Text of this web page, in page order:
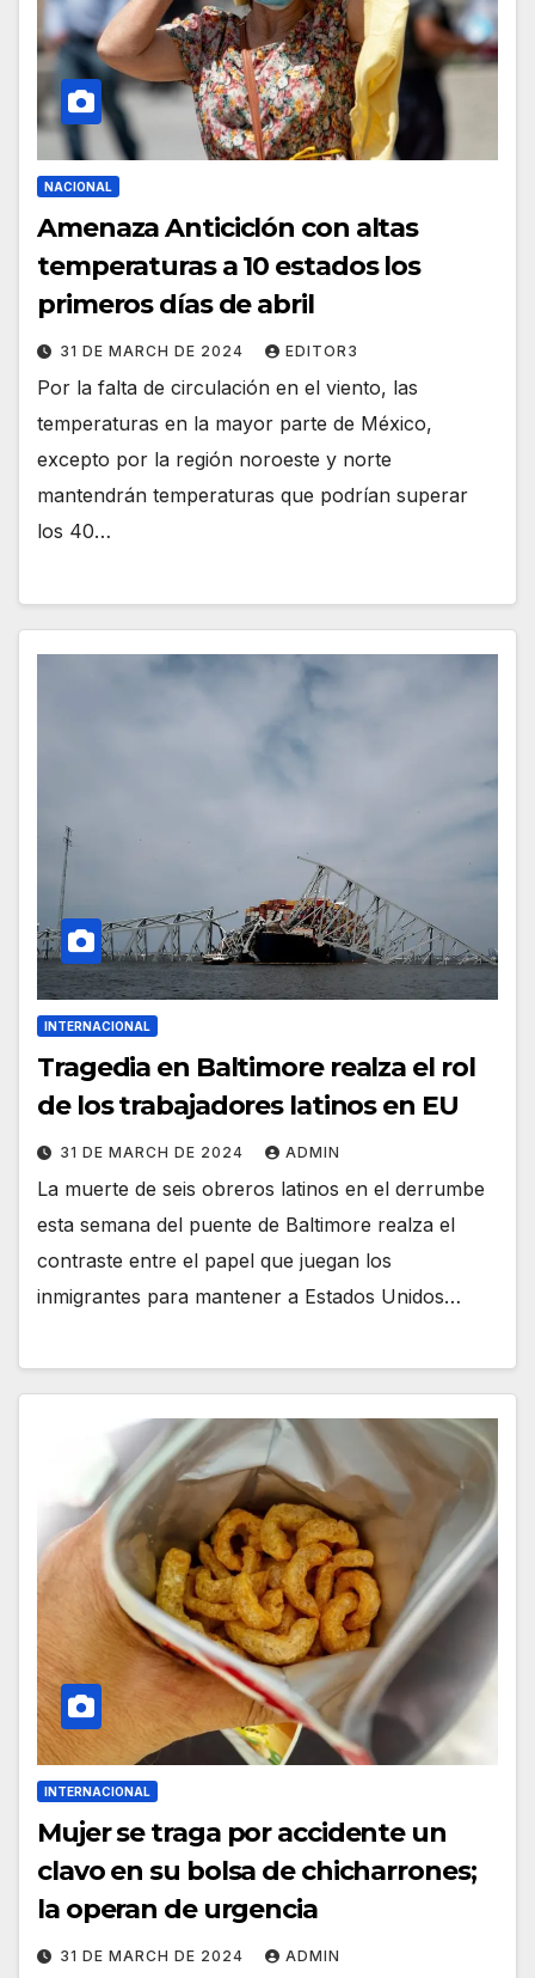
NACIONAL
Amenaza Anticiclón con altas
temperaturas a 10 estados los
primeros días de abril
31 DE MARCH DE 2024 EDITOR3
Por la falta de circulación en el viento, las
temperaturas en la mayor parte de México,
excepto por la región noroeste y norte
mantendrán temperaturas que podrían superar
los 40…
INTERNACIONAL
Tragedia en Baltimore realza el rol
de los trabajadores latinos en EU
31 DE MARCH DE 2024 ADMIN
La muerte de seis obreros latinos en el derrumbe
esta semana del puente de Baltimore realza el
contraste entre el papel que juegan los
inmigrantes para mantener a Estados Unidos…
INTERNACIONAL
Mujer se traga por accidente un
clavo en su bolsa de chicharrones;
la operan de urgencia
31 DE MARCH DE 2024 ADMIN